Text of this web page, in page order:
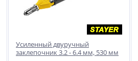
Усиленный двуручный
заклепочник 3.2 - 6.4 мм, 530 мм